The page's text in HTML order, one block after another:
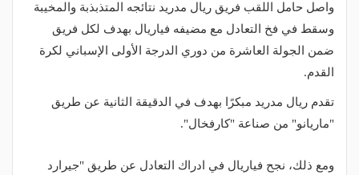
واصل حامل اللقب فريق ريال مدريد نتائجه المتذبذبة والمخيبة
وسقط في فخ التعادل مع مضيفه فياريال بهدف لكل فريق
ضمن الجولة العاشرة من دوري الدرجة الأولى الإسباني لكرة
القدم.
تقدم ريال مدريد مبكرًا بهدف في الدقيقة الثانية عن طريق
"ماريانو" من صناعة "كارفخال".
ومع ذلك، نجح فياريال في ادراك التعادل عن طريق "جيرارد